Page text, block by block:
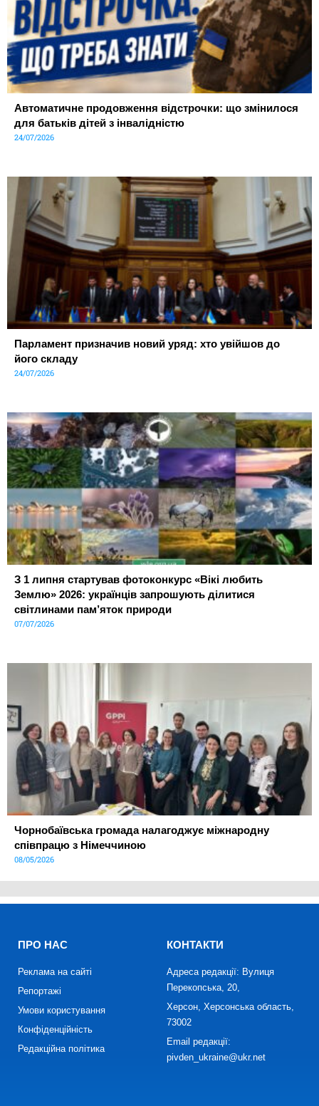
Автоматичне продовження відстрочки: що змінилося
для батьків дітей з інвалідністю
24/07/2026
Парламент призначив новий уряд: хто увійшов до
його складу
24/07/2026
З 1 липня стартував фотоконкурс «Вікі любить
Землю» 2026: українців запрошують ділитися
світлинами пам’яток природи
07/07/2026
Чорнобаївська громада налагоджує міжнародну
співпрацю з Німеччиною
08/05/2026
ПРО НАС
Реклама на сайті
Репортажі
Умови користування
Конфіденційність
Редакційна політика
КОНТАКТИ
Адреса редакції: Вулиця
Перекопська, 20,
Херсон, Херсонська область,
73002
Email редакції:
pivden_ukraine@ukr.net